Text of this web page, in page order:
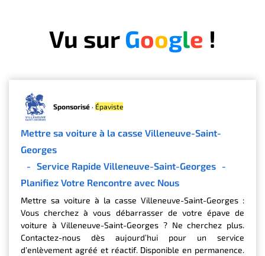
Vu surGoogle !
Sponsorisé · Épaviste
Mettre sa voiture à la casse Villeneuve-Saint-
Georges
- Service Rapide Villeneuve-Saint-Georges -
Planifiez Votre Rencontre avec Nous
Mettre sa voiture à la casse Villeneuve-Saint-Georges :
Vous cherchez à vous débarrasser de votre épave de
voiture à Villeneuve-Saint-Georges ? Ne cherchez plus.
Contactez-nous dès aujourd’hui pour un service
d’enlèvement agréé et réactif. Disponible en permanence.